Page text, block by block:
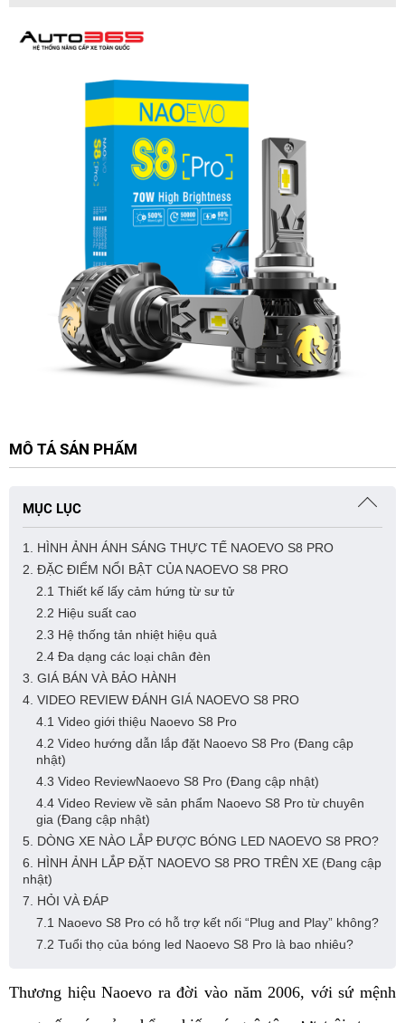
MÔ TẢ SẢN PHẨM
MỤC LỤC
1. HÌNH ẢNH ÁNH SÁNG THỰC TẾ NAOEVO S8 PRO
2. ĐẶC ĐIỂM NỔI BẬT CỦA NAOEVO S8 PRO
2.1 Thiết kế lấy cảm hứng từ sư tử
2.2 Hiệu suất cao
2.3 Hệ thống tản nhiệt hiệu quả
2.4 Đa dạng các loại chân đèn
3. GIÁ BÁN VÀ BẢO HÀNH
4. VIDEO REVIEW ĐÁNH GIÁ NAOEVO S8 PRO
4.1 Video giới thiệu Naoevo S8 Pro
4.2 Video hướng dẫn lắp đặt Naoevo S8 Pro (Đang cập
nhật)
4.3 Video ReviewNaoevo S8 Pro (Đang cập nhật)
4.4 Video Review về sản phẩm Naoevo S8 Pro từ chuyên
gia (Đang cập nhật)
5. DÒNG XE NÀO LẮP ĐƯỢC BÓNG LED NAOEVO S8 PRO?
6. HÌNH ẢNH LẮP ĐẶT NAOEVO S8 PRO TRÊN XE (Đang cập
nhật)
7. HỎI VÀ ĐÁP
7.1 Naoevo S8 Pro có hỗ trợ kết nối “Plug and Play” không?
7.2 Tuổi thọ của bóng led Naoevo S8 Pro là bao nhiêu?
Thương hiệu Naoevo ra đời vào năm 2006, với sứ mệnh